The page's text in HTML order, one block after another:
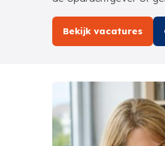
Bekijk vacatures